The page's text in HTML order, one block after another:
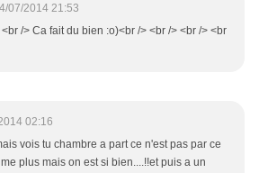
07/2014 21:53
/> Ca fait du bien :o)<br /> <br /> <br /> <br
02:16
vois tu chambre a part ce n'est pas par ce
plus mais on est si bien....!!et puis a un